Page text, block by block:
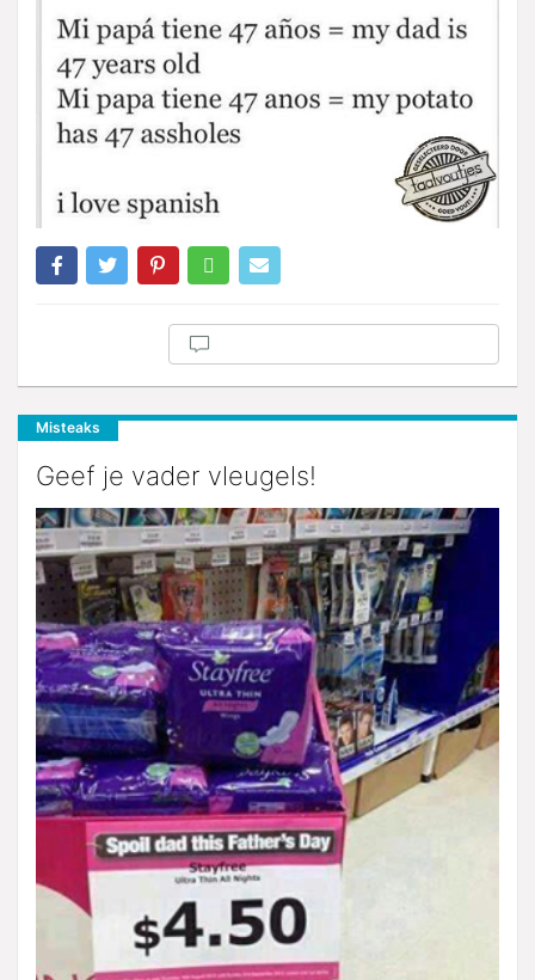
Misteaks
Geef je vader vleugels!